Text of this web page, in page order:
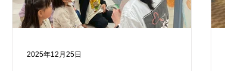
が思い思いの動物を描くことで、個性あ
ふれる作品がガラス面いっぱいに広がっ
を使用し、参加者ごとにスペースを設け
2025年12月25日